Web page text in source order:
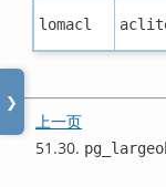
❯
lomacl
上一页
51.30.